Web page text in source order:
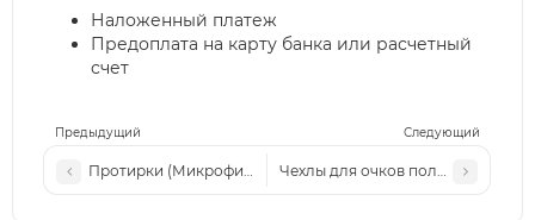
Предыдущий Следующий
Протирки (Микрофибра) Цветные 100 штук
Чехлы для очков полиэстер
Наложенный платеж
Предоплата на карту банка или расчетный
счет